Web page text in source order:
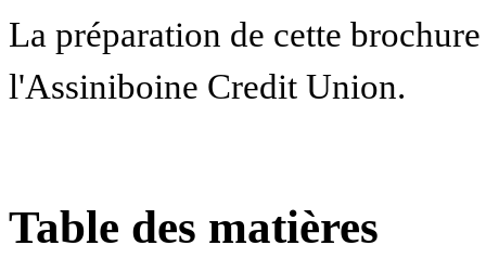
La préparation de cette
l'Assiniboine Credit Union.
Table des matières